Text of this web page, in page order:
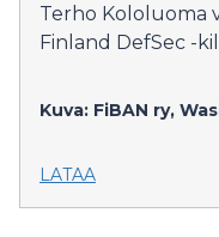
Terho Kololuoma
Finland DefSec -
Kuva: FiBAN ry,
LATAA